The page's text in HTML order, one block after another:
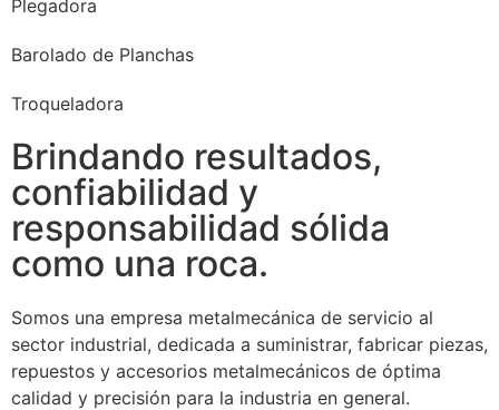
Plegadora
Barolado de Planchas
Troqueladora
Brindando resultados,
confiabilidad y
responsabilidad sólida
como una roca.
Somos una empresa metalmecánica de servicio al
sector industrial, dedicada a suministrar, fabricar piezas,
repuestos y accesorios metalmecánicos de óptima
calidad y precisión para la industria en general.